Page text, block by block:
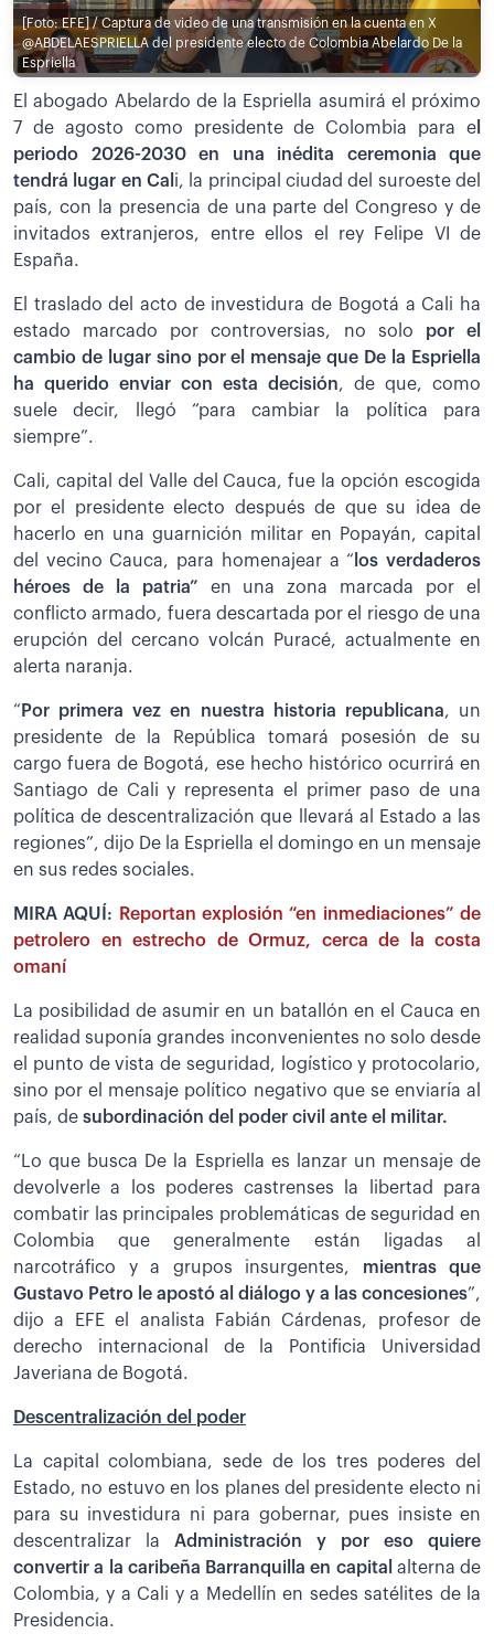
[Foto: EFE] / Captura de video de una transmisión en la cuenta en X
@ABDELAESPRIELLA del presidente electo de Colombia Abelardo De la
Espriella
El abogado Abelardo de la Espriella asumirá el próximo
7 de agosto como presidente de Colombia para e
periodo 2026-2030 en una inédita ceremonia que
tendrá lugar en Cal i, la principal ciudad del suroeste del
país, con la presencia de una parte del Congreso y de
invitados extranjeros, entre ellos el rey Felipe VI de
España.
El traslado del acto de investidura de Bogotá a Cali ha
estado marcado por controversias, no solo por el
cambio de lugar sino por el mensaje que De la Espriella
ha querido enviar con esta decisión, de que, como
suele decir, llegó “para cambiar la política para
siempre”.
Cali, capital del Valle del Cauca, fue la opción escogida
por el presidente electo después de que su idea de
hacerlo en una guarnición militar en Popayán, capital
del vecino Cauca, para homenajear a “ los verdaderos
héroes de la patria” en una zona marcada por el
conflicto armado, fuera descartada por el riesgo de una
erupción del cercano volcán Puracé, actualmente en
alerta naranja.
“ Por primera vez en nuestra historia republicana, un
presidente de la República tomará posesión de su
cargo fuera de Bogotá, ese hecho histórico ocurrirá en
Santiago de Cali y representa el primer paso de una
política de descentralización que llevará al Estado a las
regiones”, dijo De la Espriella el domingo en un mensaje
en sus redes sociales.
MIRA AQUÍ:
Reportan explosión “en inmediaciones” de
petrolero en estrecho de Ormuz, cerca de la costa
omaní
La posibilidad de asumir en un batallón en el Cauca en
realidad suponía grandes inconvenientes no solo desde
el punto de vista de seguridad, logístico y protocolario,
sino por el mensaje político negativo que se enviaría al
país, de subordinación del poder civil ante el militar.
“Lo que busca De la Espriella es lanzar un mensaje de
devolverle a los poderes castrenses la libertad para
combatir las principales problemáticas de seguridad en
Colombia que generalmente están ligadas al
narcotráfico y a grupos insurgentes, mientras que
Gustavo Petro le apostó al diálogo y a las concesiones”,
dijo a EFE el analista Fabián Cárdenas, profesor de
derecho internacional de la Pontificia Universidad
Javeriana de Bogotá.
Descentralización del poder
La capital colombiana, sede de los tres poderes del
Estado, no estuvo en los planes del presidente electo ni
para su investidura ni para gobernar, pues insiste en
descentralizar la Administración y por eso quiere
convertir a la caribeña Barranquilla en capital alterna de
Colombia, y a Cali y a Medellín en sedes satélites de la
Presidencia.